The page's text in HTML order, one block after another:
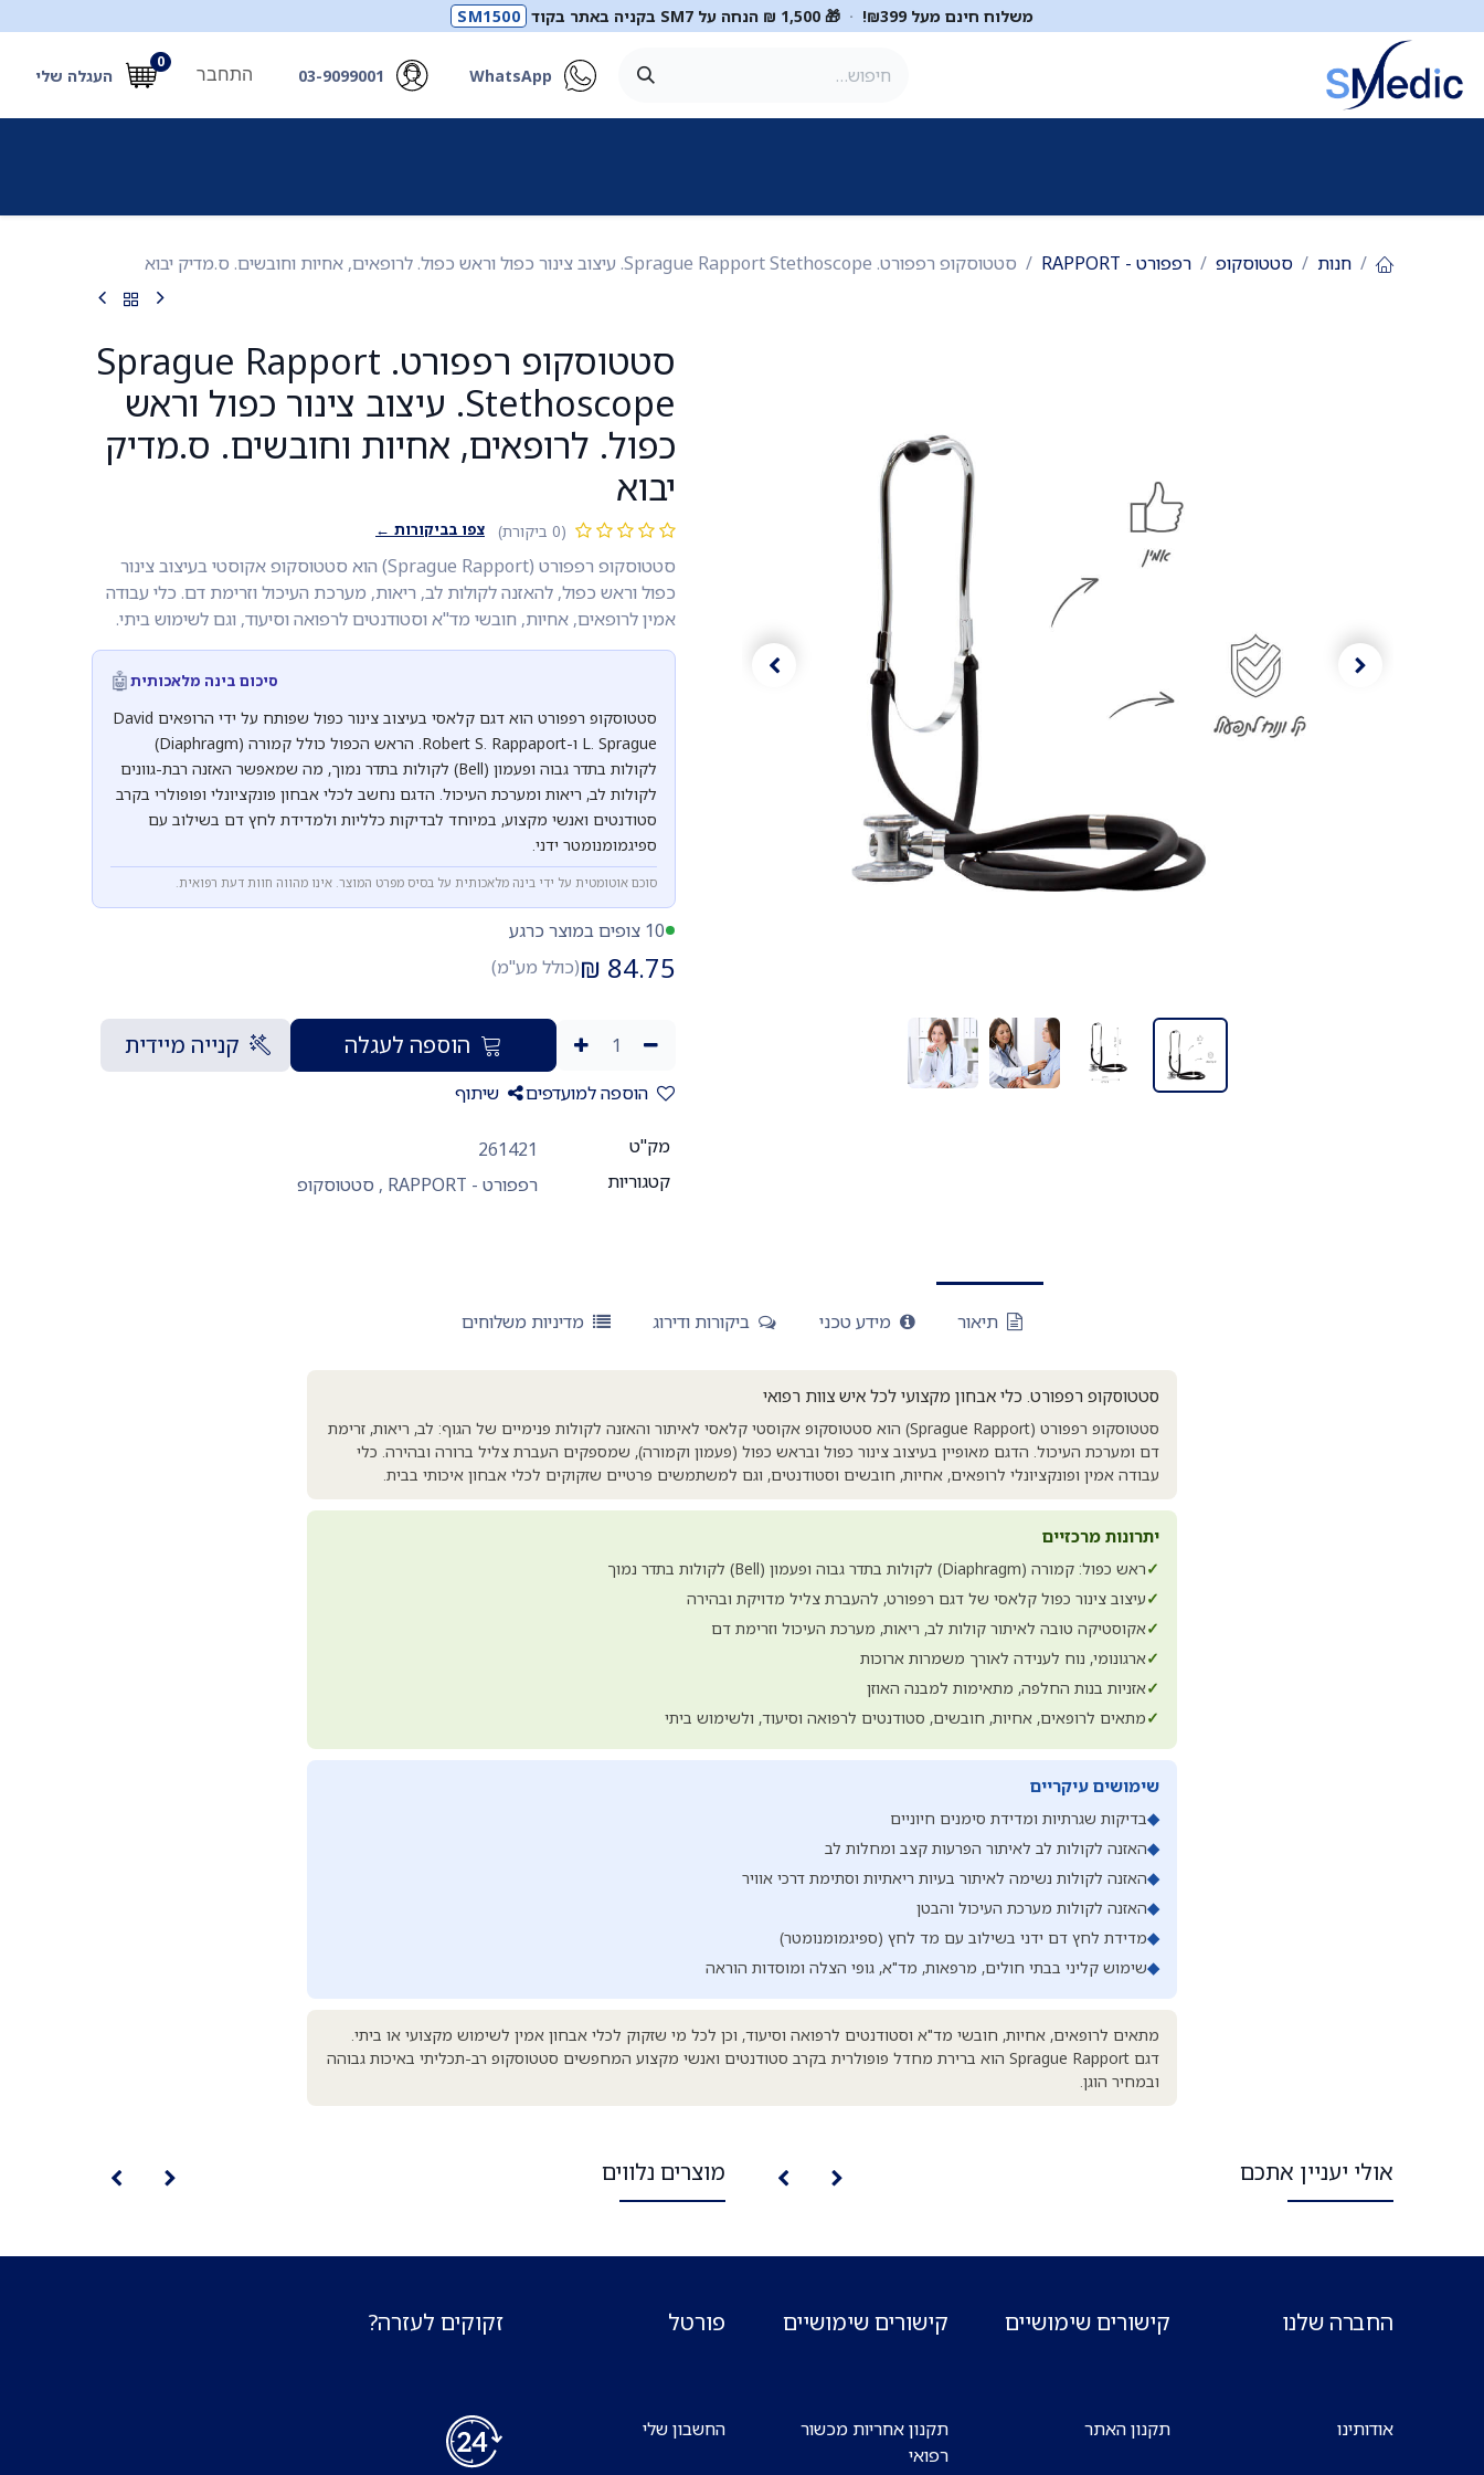
משלוח חינם מעל ₪399! · 🎁 1,500 ₪ הנחה על SM7 בקניה באתר בקוד SM1500
WhatsApp
03-9099001
0
העגלה שלי התחבר
חנות סטטוסקופ רפפורט - RAPPORT סטטוסקופ רפפורט. Sprague Rapport Stethoscope. עיצוב צינור כפול וראש כפול. לרופאים, אחיות וחובשים. ס.מדיק יבוא
סטטוסקופ רפפורט. Sprague Rapport
Stethoscope. עיצוב צינור כפול וראש
כפול. לרופאים, אחיות וחובשים. ס.מדיק
יבוא
(0 ביקורת) צפו בביקורות ←
סטטוסקופ רפפורט (Sprague Rapport) הוא סטטוסקופ אקוסטי בעיצוב צינור
כפול וראש כפול, להאזנה לקולות לב, ריאות, מערכת העיכול וזרימת דם. כלי עבודה
אמין לרופאים, אחיות, חובשי מד"א וסטודנטים לרפואה וסיעוד, וגם לשימוש ביתי.
סיכום בינה מלאכותית🤖
סטטוסקופ רפפורט הוא דגם קלאסי בעיצוב צינור כפול שפותח על ידי הרופאים David
L. Sprague ו-Robert S. Rappaport. הראש הכפול כולל קמורה (Diaphragm)
לקולות בתדר גבוה ופעמון (Bell) לקולות בתדר נמוך, מה שמאפשר האזנה רבת-גוונים
לקולות לב, ריאות ומערכת העיכול. הדגם נחשב לכלי אבחון פונקציונלי ופופולרי בקרב
סטודנטים ואנשי מקצוע, במיוחד לבדיקות כלליות ולמדידת לחץ דם בשילוב עם
ספיגמומנומטר ידני.
סוכם אוטומטית על ידי בינה מלאכותית על בסיס מפרט המוצר. אינו מהווה חוות דעת רפואית.
10 צופים במוצר כרגע
84.75
₪(כולל מע"מ)
הוספה לעגלה קנייה מיידית
הוספה למועדפים שיתוף
מק"ט
261421
קטגוריות
רפפורט - RAPPORT , סטטוסקופ
תיאור מידע טכני ביקורות ודירוג מדיניות משלוחים
סטטוסקופ רפפורט. כלי אבחון מקצועי לכל איש צוות רפואי
סטטוסקופ רפפורט (Sprague Rapport) הוא סטטוסקופ אקוסטי קלאסי לאיתור והאזנה לקולות פנימיים של הגוף: לב, ריאות, זרימת
דם ומערכת העיכול. הדגם מאופיין בעיצוב צינור כפול ובראש כפול (פעמון וקמורה), שמספקים העברת צליל ברורה ובהירה. כלי
עבודה אמין ופונקציונלי לרופאים, אחיות, חובשים וסטודנטים, וגם למשתמשים פרטיים שזקוקים לכלי אבחון איכותי בבית.
יתרונות מרכזיים
✓ראש כפול: קמורה (Diaphragm) לקולות בתדר גבוה ופעמון (Bell) לקולות בתדר נמוך
✓עיצוב צינור כפול קלאסי של דגם רפפורט, להעברת צליל מדויקת ובהירה
✓אקוסטיקה טובה לאיתור קולות לב, ריאות, מערכת העיכול וזרימת דם
✓ארגונומי, נוח לענידה לאורך משמרות ארוכות
✓אזניות בנות החלפה, מתאימות למבנה האוזן
✓מתאים לרופאים, אחיות, חובשים, סטודנטים לרפואה וסיעוד, ולשימוש ביתי
שימושים עיקריים
◆בדיקות שגרתיות ומדידת סימנים חיוניים
◆האזנה לקולות לב לאיתור הפרעות קצב ומחלות לב
◆האזנה לקולות נשימה לאיתור בעיות ריאתיות וסתימת דרכי אוויר
◆האזנה לקולות מערכת העיכול והבטן
◆מדידת לחץ דם ידני בשילוב עם מד לחץ (ספיגמומנומטר)
◆שימוש קליני בבתי חולים, מרפאות, מד"א, גופי הצלה ומוסדות הוראה
מתאים לרופאים, אחיות, חובשי מד"א וסטודנטים לרפואה וסיעוד, וכן לכל מי שזקוק לכלי אבחון אמין לשימוש מקצועי או ביתי.
דגם Sprague Rapport הוא ברירת מחדל פופולרית בקרב סטודנטים ואנשי מקצוע המחפשים סטטוסקופ רב-תכליתי באיכות גבוהה
ובמחיר הוגן.
אולי יעניין אתכם מוצרים נלווים
החברה שלנו
אודותינו
קישורים שימושיים
תקנון האתר
קישורים שימושיים
תקנון אחריות מכשור
רפואי
פורטל
החשבון שלי
זקוקים לעזרה?